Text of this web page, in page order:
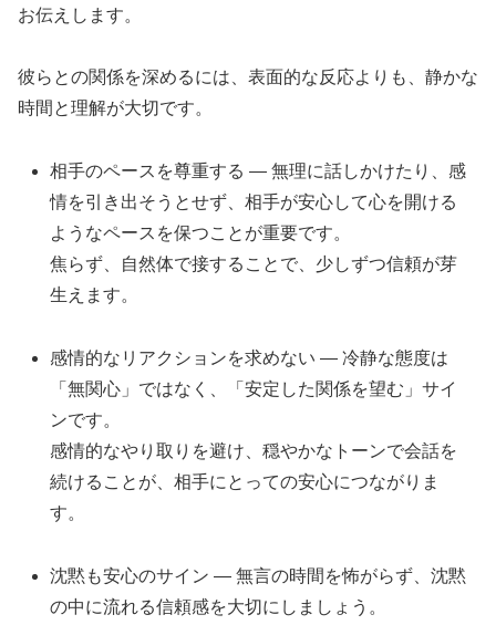
お伝えします。
彼らとの関係を深めるには、表面的な反応よりも、静かな
時間と理解が大切です。
相手のペースを尊重する — 無理に話しかけたり、感
情を引き出そうとせず、相手が安心して心を開ける
ようなペースを保つことが重要です。
焦らず、自然体で接することで、少しずつ信頼が芽
生えます。
感情的なリアクションを求めない — 冷静な態度は
「無関心」ではなく、「安定した関係を望む」サイ
ンです。
感情的なやり取りを避け、穏やかなトーンで会話を
続けることが、相手にとっての安心につながりま
す。
沈黙も安心のサイン — 無言の時間を怖がらず、沈黙
の中に流れる信頼感を大切にしましょう。